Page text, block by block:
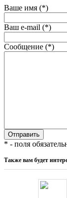
Ваше имя (*)
Ваш e-mail (*)
Сообщение (*)
* - поля
Также вам будет